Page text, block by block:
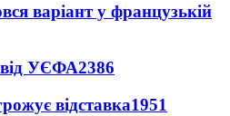
варіант у французькій
УЄФА2386
відставка1951